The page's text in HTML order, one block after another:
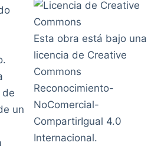
de
un
Esta obra está bajo una
licencia de Creative
Commons
Reconocimiento-
NoComercial-
CompartirIgual 4.0
Internacional.